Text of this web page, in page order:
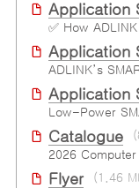
Application
Application
Application
Low-Power
Catalogue
Flyer
(1.46